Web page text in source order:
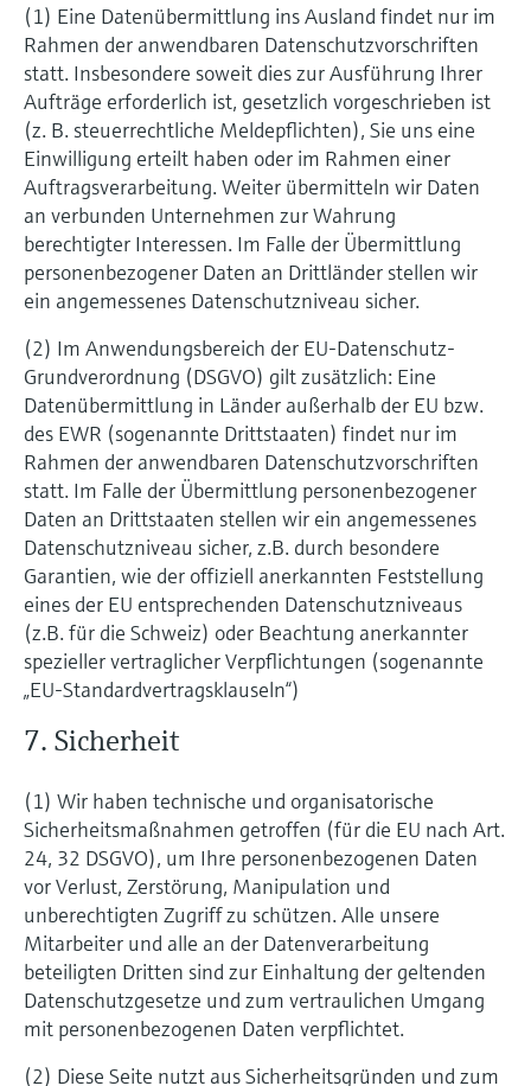
(1) Eine Datenübermittlung ins Ausland findet nur im
Rahmen der anwendbaren Datenschutzvorschriften
statt. Insbesondere soweit dies zur Ausführung Ihrer
Aufträge erforderlich ist, gesetzlich vorgeschrieben ist
(z. B. steuerrechtliche Meldepflichten), Sie uns eine
Einwilligung erteilt haben oder im Rahmen einer
Auftragsverarbeitung. Weiter übermitteln wir Daten
an verbunden Unternehmen zur Wahrung
berechtigter Interessen. Im Falle der Übermittlung
personenbezogener Daten an Drittländer stellen wir
ein angemessenes Datenschutzniveau sicher.
(2) Im Anwendungsbereich der EU-Datenschutz-
Grundverordnung (DSGVO) gilt zusätzlich: Eine
Datenübermittlung in Länder außerhalb der EU bzw.
des EWR (sogenannte Drittstaaten) findet nur im
Rahmen der anwendbaren Datenschutzvorschriften
statt. Im Falle der Übermittlung personenbezogener
Daten an Drittstaaten stellen wir ein angemessenes
Datenschutzniveau sicher, z.B. durch besondere
Garantien, wie der offiziell anerkannten Feststellung
eines der EU entsprechenden Datenschutzniveaus
(z.B. für die Schweiz) oder Beachtung anerkannter
spezieller vertraglicher Verpflichtungen (sogenannte
„EU-Standardvertragsklauseln“)
7. Sicherheit
(1) Wir haben technische und organisatorische
Sicherheitsmaßnahmen getroffen (für die EU nach Art.
24, 32 DSGVO), um Ihre personenbezogenen Daten
vor Verlust, Zerstörung, Manipulation und
unberechtigten Zugriff zu schützen. Alle unsere
Mitarbeiter und alle an der Datenverarbeitung
beteiligten Dritten sind zur Einhaltung der geltenden
Datenschutzgesetze und zum vertraulichen Umgang
mit personenbezogenen Daten verpflichtet.
(2) Diese Seite nutzt aus Sicherheitsgründen und zum